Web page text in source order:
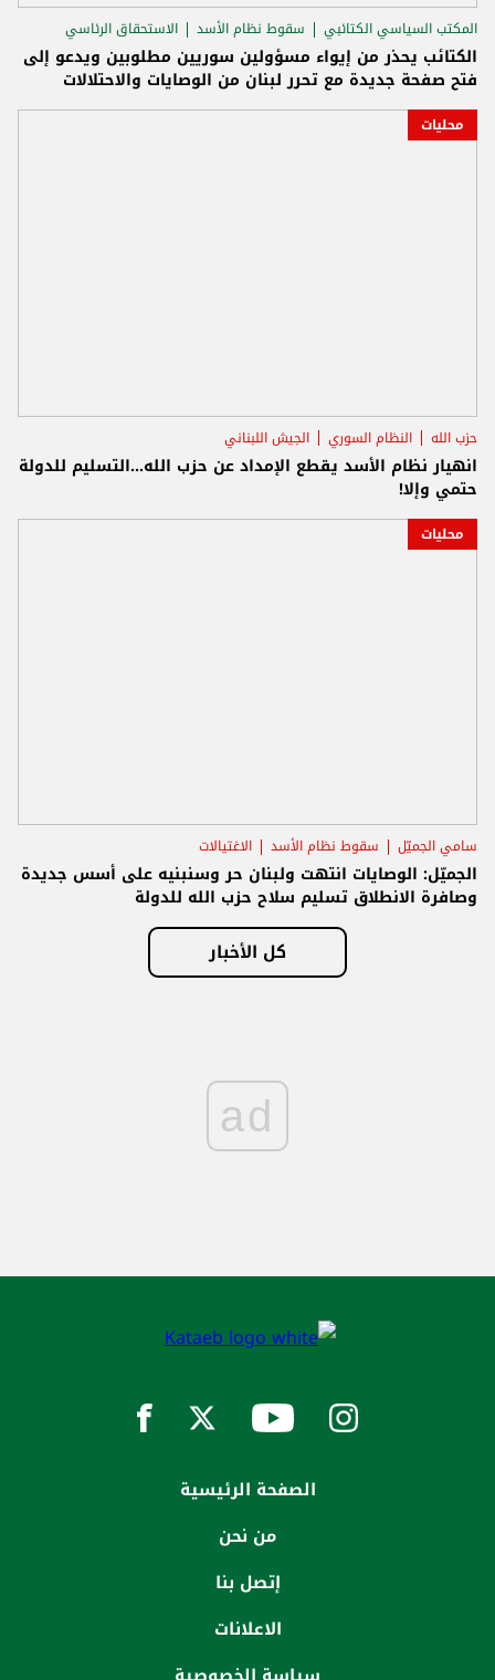
المكتب السياسي الكتائبي سقوط نظام الأسد الاستحقاق الرئاسي
الكتائب يحذر من إيواء مسؤولين سوريين مطلوبين ويدعو إلى
فتح صفحة جديدة مع تحرر لبنان من الوصايات والاحتلالات
محليات
حزب الله النظام السوري الجيش اللبناني
انهيار نظام الأسد يقطع الإمداد عن حزب الله...التسليم للدولة
حتمي وإلا!
محليات
سامي الجميّل سقوط نظام الأسد الاغتيالات
الجميّل: الوصايات انتهت ولبنان حر وسنبنيه على أسس جديدة
وصافرة الانطلاق تسليم سلاح حزب الله للدولة
كل الأخبار
ad
الصفحة الرئيسية
من نحن
إتصل بنا
الاعلانات